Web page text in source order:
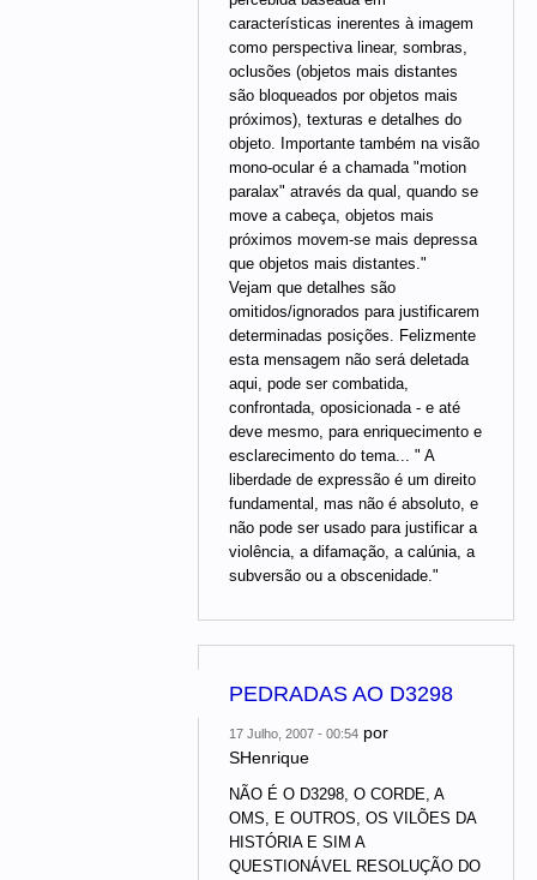
características inerentes à imagem
como perspectiva linear, sombras,
oclusões (objetos mais distantes
são bloqueados por objetos mais
próximos), texturas e detalhes do
objeto. Importante também na visão
mono-ocular é a chamada "motion
paralax" através da qual, quando se
move a cabeça, objetos mais
próximos movem-se mais depressa
que objetos mais distantes."
Vejam que detalhes são
omitidos/ignorados para justificarem
determinadas posições. Felizmente
esta mensagem não será deletada
aqui, pode ser combatida,
confrontada, oposicionada - e até
deve mesmo, para enriquecimento e
esclarecimento do tema... " A
liberdade de expressão é um direito
fundamental, mas não é absoluto, e
não pode ser usado para justificar a
violência, a difamação, a calúnia, a
subversão ou a obscenidade."
PEDRADAS AO D3298
17 Julho, 2007 - 00:54 por
SHenrique
NÃO É O D3298, O CORDE, A
OMS, E OUTROS, OS VILÕES DA
HISTÓRIA E SIM A
QUESTIONÁVEL RESOLUÇÃO DO